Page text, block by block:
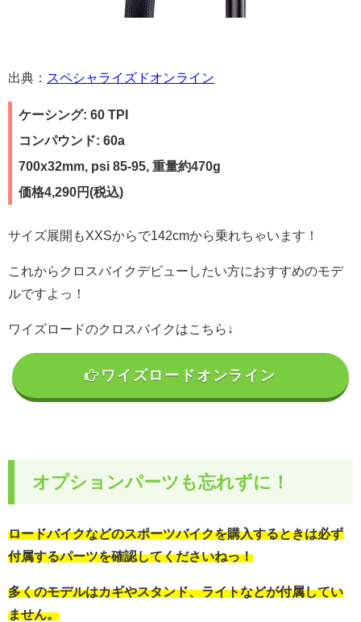
出典： スペシャライズドオンライン
ケーシング: 60 TPI
コンパウンド: 60a
700x32mm, psi 85-95, 重量約470g
価格4,290円(税込)
サイズ展開もXXSからで142cmから乗れちゃいます！
これからクロスバイクデビューしたい方におすすめのモデ
ルですよっ！
ワイズロードのクロスバイクはこちら↓
ワイズロードオンライン
オプションパーツも忘れずに！
ロードバイクなどのスポーツバイクを購入するときは必ず
付属するパーツを確認してくださいねっ！
多くのモデルはカギやスタンド、ライトなどが付属してい
ません。